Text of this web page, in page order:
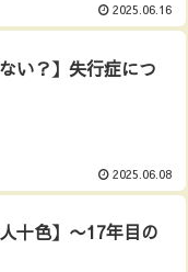
2025.06.16
い？】失行症につ
2025.06.08
十色】〜17年目の